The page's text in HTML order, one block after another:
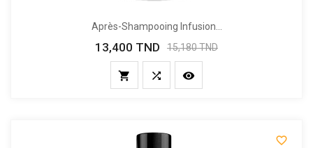
Après-Shampooing Infusion...
Prix
13,400 TND
Prix
15,180 TND
  
